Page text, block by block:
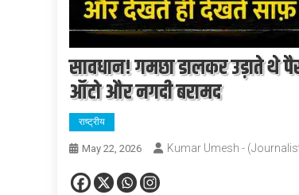
सावधान! गमछा डालकर उड़ाते थे
ऑटो और नगदी बरामद
राष्ट्रीय
May 22, 2026 Kumar Umesh -